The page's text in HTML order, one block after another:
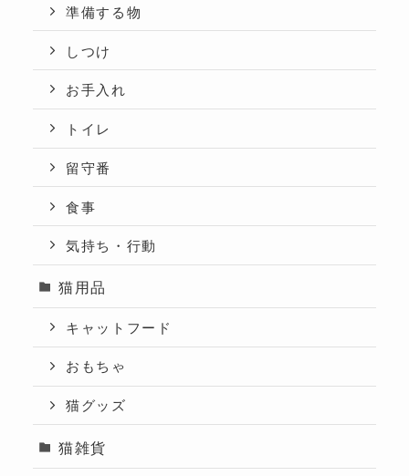
準備する物
しつけ
お手入れ
トイレ
留守番
食事
気持ち・行動
猫用品
キャットフード
おもちゃ
猫グッズ
猫雑貨